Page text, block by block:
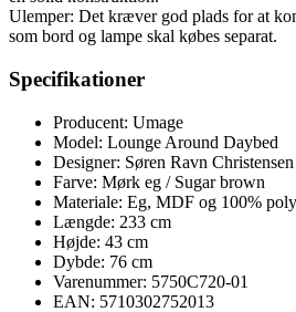
Ulemper: Det kræver god plads for at
som bord og lampe skal købes separat.
Specifikationer
Producent: Umage
Model: Lounge Around Daybed
Designer: Søren Ravn Christensen
Farve: Mørk eg / Sugar brown
Materiale: Eg, MDF og 100%
Længde: 233 cm
Højde: 43 cm
Dybde: 76 cm
Varenummer: 5750C720-01
EAN: 5710302752013